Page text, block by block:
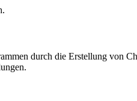
durch die Erstellung von